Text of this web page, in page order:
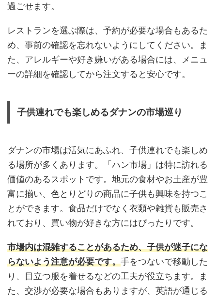
過ごせます。
レストランを選ぶ際は、予約が必要な場合もあるた
め、事前の確認を忘れないようにしてください。ま
た、アレルギーや好き嫌いがある場合には、メニュ
ーの詳細を確認してから注文すると安心です。
子供連れでも楽しめるダナンの市場巡り
ダナンの市場は活気にあふれ、子供連れでも楽しめ
る場所が多くあります。「ハン市場」は特に訪れる
価値のあるスポットです。地元の食材やお土産が豊
富に揃い、色とりどりの商品に子供も興味を持つこ
とができます。食品だけでなく衣類や雑貨も販売さ
れており、買い物が好きな方にはぴったりです。
市場内は混雑することがあるため、子供が迷子にな
らないよう注意が必要です。手をつないで移動した
り、目立つ服を着せるなどの工夫が役立ちます。ま
た、交渉が必要な場合もありますが、英語が通じる